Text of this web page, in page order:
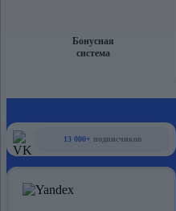
Бонусная
система
13 000+ подписчиков